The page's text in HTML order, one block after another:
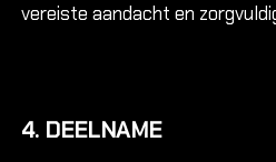
vereiste aandacht en
4. DEELNAME